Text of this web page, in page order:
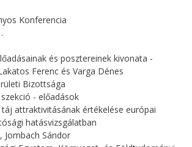
Konferencia
és posztereinek kivonata -
Ferenc és Varga Dénes
Bizottsága
- előadások
attraktivitásának értékelése európai
hatásvizsgálatban
Jombach Sándor